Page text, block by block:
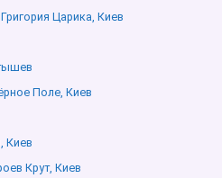
Царика, Киев
Поле, Киев
Киев
Крут, Киев